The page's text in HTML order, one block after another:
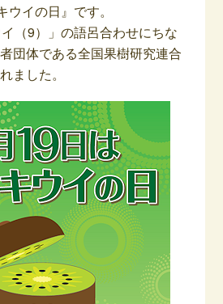
イの日』です。
イ（9）」の語呂合わせにちな
団体である全国果樹研究連合
ました。